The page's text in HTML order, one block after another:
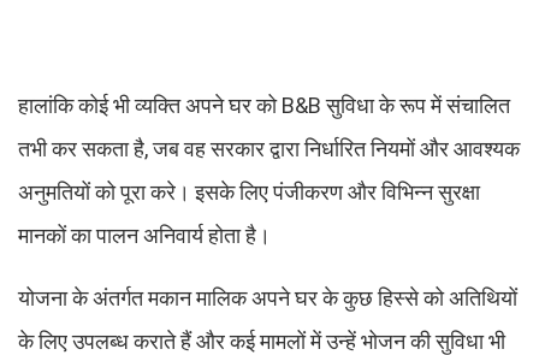
हालांकि कोई भी व्यक्ति अपने घर को B&B सुविधा के रूप में संचालित
तभी कर सकता है, जब वह सरकार द्वारा निर्धारित नियमों और आवश्यक
अनुमतियों को पूरा करे। इसके लिए पंजीकरण और विभिन्न सुरक्षा
मानकों का पालन अनिवार्य होता है।
योजना के अंतर्गत मकान मालिक अपने घर के कुछ हिस्से को अतिथियों
के लिए उपलब्ध कराते हैं और कई मामलों में उन्हें भोजन की सुविधा भी